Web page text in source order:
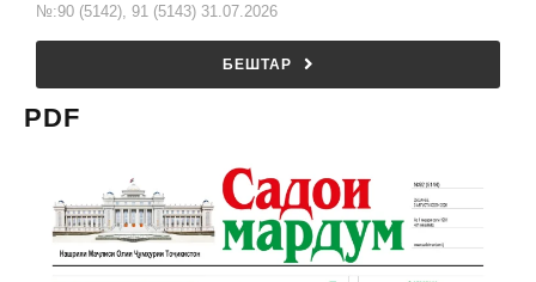
№:90 (5142), 91 (5143) 31.07.2026
БЕШТАР
PDF